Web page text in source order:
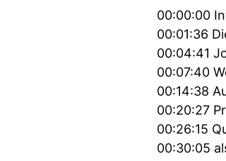
00:00:00
00:01:36
00:04:41
00:07:40
00:14:38
00:20:27
00:26:15
00:30:05